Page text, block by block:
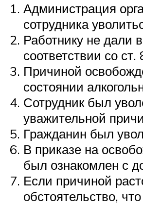
Администрация
сотрудника
Работнику не дали
соответствии со
Причиной
состоянии
Сотрудник был
уважительной
Гражданин был
В приказе на
был ознакомлен с
Если причиной
обстоятельство,